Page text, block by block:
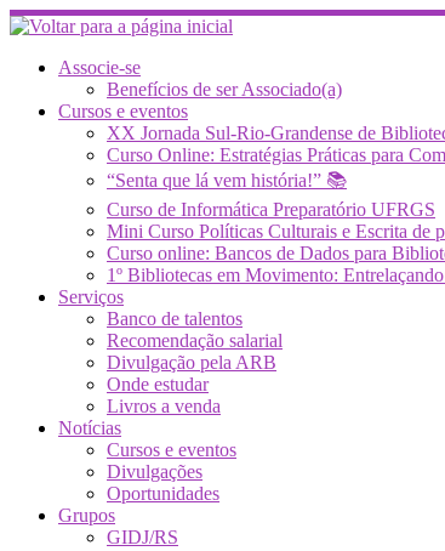
Skip
to
contentAssocie-se
Benefícios de ser Associado(a)
Cursos e eventos
XX Jornada Sul-Rio-Grandense de
Curso Online: Estratégias Práticas para
“Senta que lá vem história!” 📚
Curso de Informática Preparatório UFRGS
Mini Curso Políticas Culturais e Escrita de
Curso online: Bancos de Dados para
1º Bibliotecas em Movimento: Entrelaçando
Serviços
Banco de talentos
Recomendação salarial
Divulgação pela ARB
Onde estudar
Livros a venda
Notícias
Cursos e eventos
Divulgações
Oportunidades
Grupos
GIDJ/RS